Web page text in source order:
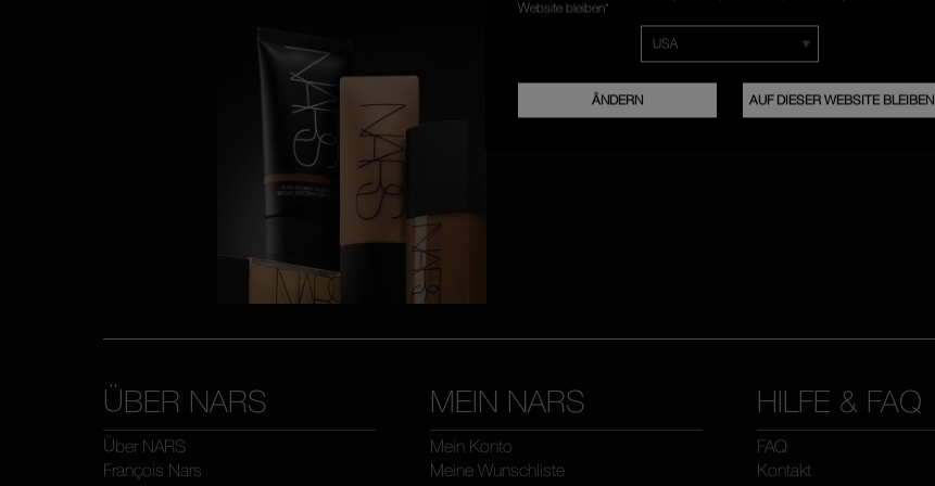
REGISTRIEREN
ÜBER NARS
Über NARS
François Nars
MEIN NARS
Mein Konto
Meine Wunschliste
HILFE & FAQ
FAQ
Kontakt
Website bleiben“
ÄNDERN AUF DIESER WEBSITE BLEIBEN